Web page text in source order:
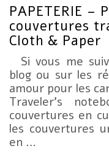
PAPETERIE –
couvertures
Cloth & Paper
Si vous me
blog ou sur les
amour pour les
Traveler’s
couvertures en
les couvertures
en …